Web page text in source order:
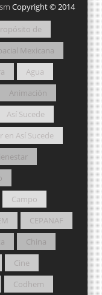
Copyright © 2014
de
Mexicana
Agua
Animación
Así Sucede
en Así Sucede
Campo
CEPANAF
China
Cine
Codhem